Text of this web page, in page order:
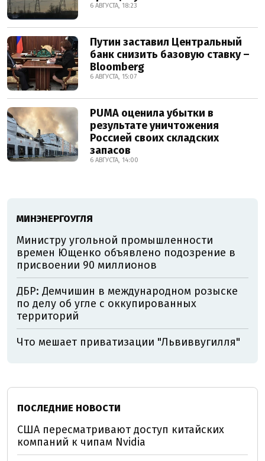
6 АВГУСТА, 18:23
Путин заставил Центральный
банк снизить базовую ставку –
Bloomberg
6 АВГУСТА, 15:07
PUMA оценила убытки в
результате уничтожения
Россией своих складских
запасов
6 АВГУСТА, 14:00
МИНЭНЕРГОУГЛЯ
Министру угольной промышленности
времен Ющенко объявлено подозрение в
присвоении 90 миллионов
ДБР: Демчишин в международном розыске
по делу об угле с оккупированных
территорий
Что мешает приватизации "Львиввугилля"
ПОСЛЕДНИЕ НОВОСТИ
США пересматривают доступ китайских
компаний к чипам Nvidia